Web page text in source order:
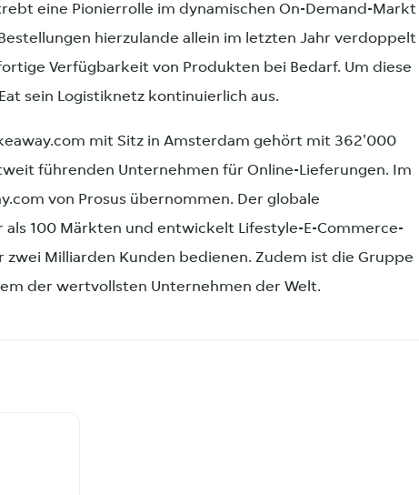
eine Pionierrolle im dynamischen On-Demand-Markt
hierzulande allein im letzten Jahr verdoppelt
Verfügbarkeit von Produkten bei Bedarf. Um diese
sein Logistiknetz kontinuierlich aus.
mit Sitz in Amsterdam gehört mit 362'000
führenden Unternehmen für Online-Lieferungen. Im
von Prosus übernommen. Der globale
100 Märkten und entwickelt Lifestyle-E-Commerce-
zwei Milliarden Kunden bedienen. Zudem ist die Gruppe
der wertvollsten Unternehmen der Welt.